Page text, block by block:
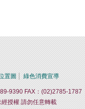
置圖 綠色消費宣導
9390 FAX：(02)2785-1787
授權 請勿任意轉載